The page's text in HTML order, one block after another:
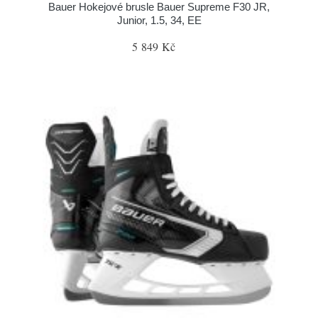
Bauer Hokejové brusle Bauer Supreme F30 JR,
Junior, 1.5, 34, EE
5 849 Kč